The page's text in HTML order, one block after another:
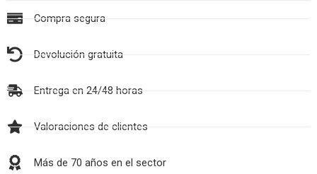
Compra segura
Devolución gratuita
Entrega en 24/48 horas
Valoraciones de clientes
Más de 70 años en el sector